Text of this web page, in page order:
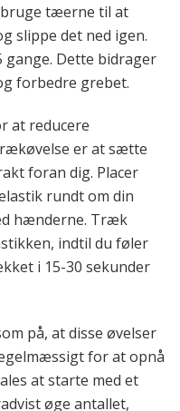
tæerne til at
slippe det ned igen.
gange. Dette bidrager
forbedre grebet.
at reducere
er at sætte
foran dig. Placer
rundt om din
hænderne. Træk
indtil du føler
i 15-30 sekunder
på, at disse øvelser
for at opnå
at starte med et
øge antallet,